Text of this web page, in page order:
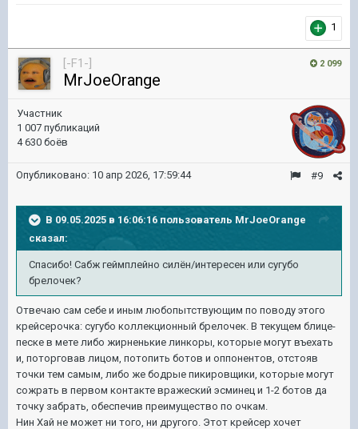
1
2 099
[-F1-]
MrJoeOrange
Участник
1 007 публикаций
4 630 боёв
#9
Опубликовано: 10 апр 2026, 17:59:44
В 09.05.2025 в 16:06:16 пользователь MrJoeOrange
сказал:
Спасибо! Сабж геймплейно силён/интересен или сугубо
брелочек?
Отвечаю сам себе и иным любопытствующим по поводу этого
крейсерочка: сугубо коллекционный брелочек. В текущем блице-
песке в мете либо жирненькие линкоры, которые могут въехать
и, поторговав лицом, потопить ботов и оппонентов, отстояв
точки тем самым, либо же бодрые пикировщики, которые могут
сожрать в первом контакте вражеский эсминец и 1-2 ботов да
точку забрать, обеспечив преимущество по очкам.
Нин Хай не может ни того, ни другого. Этот крейсер хочет